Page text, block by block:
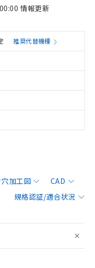
情報更新
推奨代替機種
加工図
CAD
規格認証/適合状況